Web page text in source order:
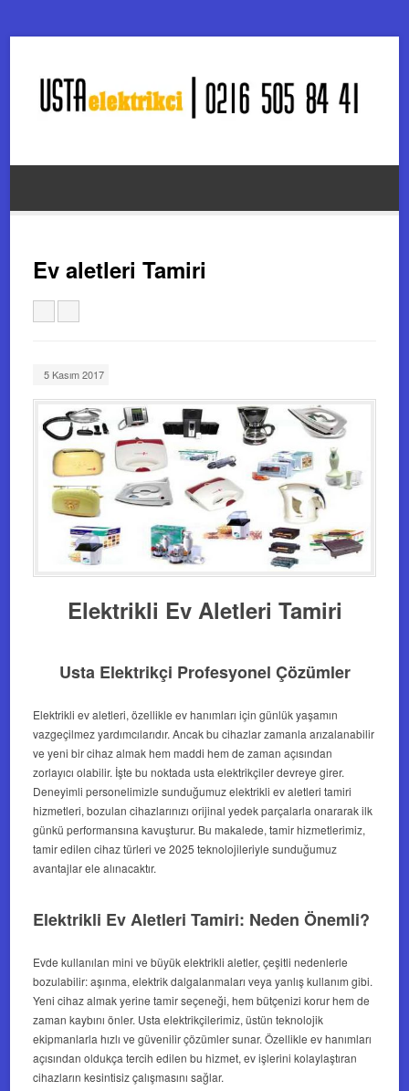
Ev aletleri Tamiri
5 Kasım 2017
Elektrikli Ev Aletleri Tamiri
Usta Elektrikçi Profesyonel Çözümler
Elektrikli ev aletleri, özellikle ev hanımları için günlük yaşamın
vazgeçilmez yardımcılarıdır. Ancak bu cihazlar zamanla arızalanabilir
ve yeni bir cihaz almak hem maddi hem de zaman açısından
zorlayıcı olabilir. İşte bu noktada usta elektrikçiler devreye girer.
Deneyimli personelimizle sunduğumuz elektrikli ev aletleri tamiri
hizmetleri, bozulan cihazlarınızı orijinal yedek parçalarla onararak ilk
günkü performansına kavuşturur. Bu makalede, tamir hizmetlerimiz,
tamir edilen cihaz türleri ve 2025 teknolojileriyle sunduğumuz
avantajlar ele alınacaktır.
Elektrikli Ev Aletleri Tamiri: Neden Önemli?
Evde kullanılan mini ve büyük elektrikli aletler, çeşitli nedenlerle
bozulabilir: aşınma, elektrik dalgalanmaları veya yanlış kullanım gibi.
Yeni cihaz almak yerine tamir seçeneği, hem bütçenizi korur hem de
zaman kaybını önler. Usta elektrikçilerimiz, üstün teknolojik
ekipmanlarla hızlı ve güvenilir çözümler sunar. Özellikle ev hanımları
açısından oldukça tercih edilen bu hizmet, ev işlerini kolaylaştıran
cihazların kesintisiz çalışmasını sağlar.